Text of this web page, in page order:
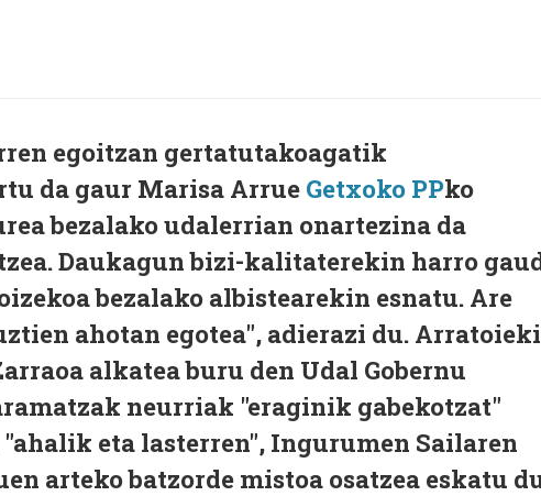
egoitzan gertatutakoagatik
da gaur Marisa Arrue Getxoko PPko
bezalako udalerrian onartezina da
Daukagun bizi-kalitaterekin harro
bezalako albistearekin esnatu. Are
ahotan egotea", adierazi du.
alkatea buru den Udal Gobernu
neurriak "eraginik gabekotzat"
eta lasterren", Ingurumen Sailaren
arteko batzorde mistoa osatzea eskatu